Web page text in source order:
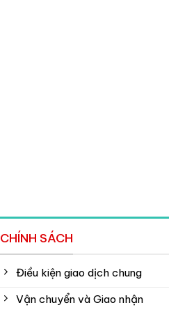
CHÍNH SÁCH
Điều kiện giao dịch chung
Vận chuyển và Giao nhận